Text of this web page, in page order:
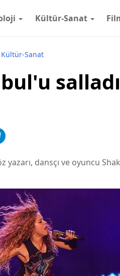
Kültür-Sanat
Kültür-Sanat
salladı
yazarı, dansçı ve oyuncu